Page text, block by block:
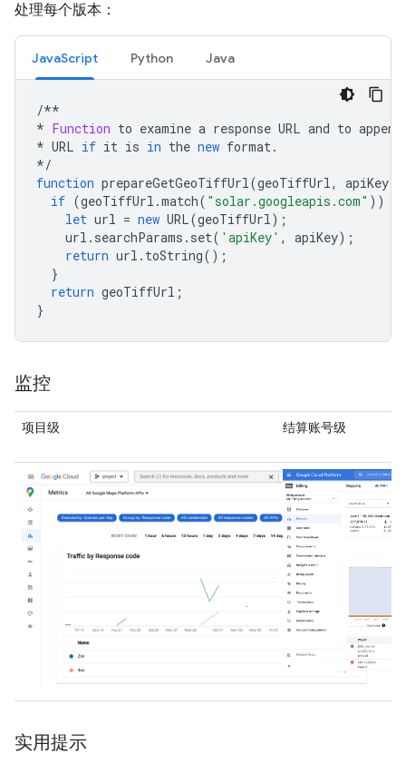
处理每个版本：
JavaScript Python Java
/**
* Function to examine a response URL and to append
* URL if it is in the new format.
*/
function prepareGetGeoTiffUrl(geoTiffUrl, apiKey
if (geoTiffUrl .match( "solar.googleapis.com" ))
let url = new URL(geoTiffUrl);
url . searchParams . set( 'apiKey' , apiKey);
return url . toString();
}
return geoTiffUrl ;
}
监控
项目级 结算账号级
实用提示